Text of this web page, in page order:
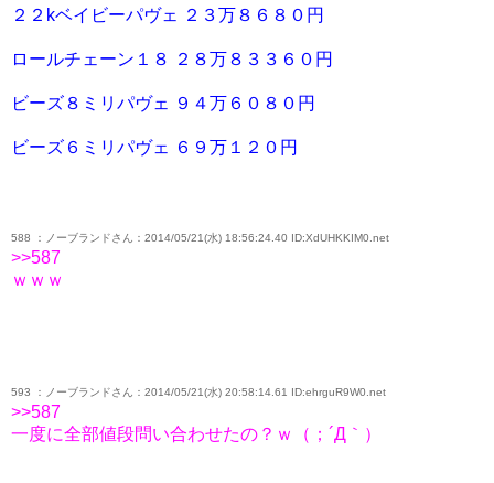
２２kベイビーパヴェ ２３万８６８０円
ロールチェーン１８ ２８万８３３６０円
ビーズ８ミリパヴェ ９４万６０８０円
ビーズ６ミリパヴェ ６９万１２０円
588 ：ノーブランドさん：2014/05/21(水) 18:56:24.40 ID:XdUHKKIM0.net
>>587
ｗｗｗ
593 ：ノーブランドさん：2014/05/21(水) 20:58:14.61 ID:ehrguR9W0.net
>>587
一度に全部値段問い合わせたの？ｗ（；´Д｀）